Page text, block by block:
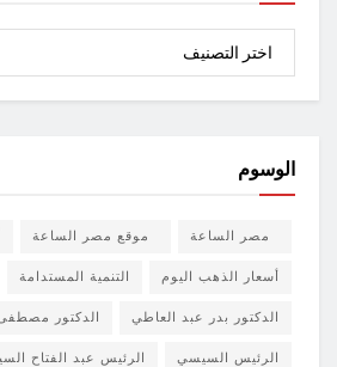
الوسوم
مصر الساعة موقع مصر الساعة
أسعار الذهب اليوم التنمية المستدامة
الدكتور بدر عبد العاطي الدكتور
الرئيس السيسي الرئيس عبد الفتاح